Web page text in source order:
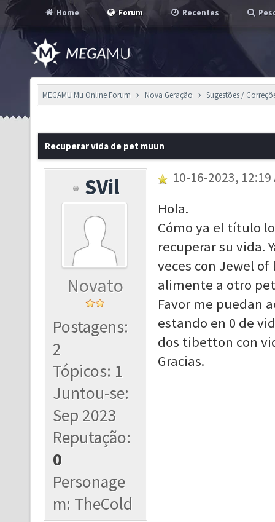
Home Forum Recentes
MEGAMU Mu Online Forum Nova Geração Sugestões /
Recuperar vida de pet muun
SVil
Novato
Postagens:
2
Tópicos: 1
Juntou-se:
Sep 2023
Reputação:
0
Personage
m: TheCold
10-16-2023, 12:19
Hola.
Cómo ya el título
recuperar su vida.
veces con Jewel
alimente a otro
Favor me puedan
estando en 0 de
dos tibetton con
Gracias.